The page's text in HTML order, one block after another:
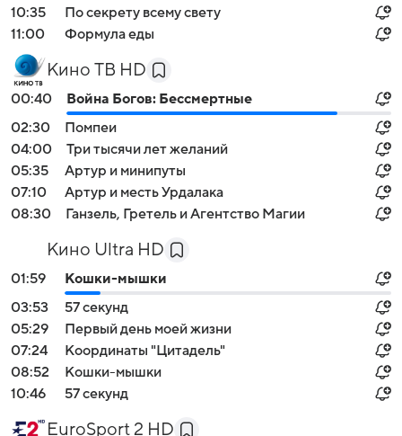
10:35
По секрету всему свету
11:00
Формула еды
Кино ТВ HD
00:40
Война Богов: Бессмертные
02:30
Помпеи
04:00
Три тысячи лет желаний
05:35
Артур и минипуты
07:10
Артур и месть Урдалака
08:30
Ганзель, Гретель и Агентство Магии
Кино Ultra HD
01:59
Кошки-мышки
03:53
57 секунд
05:29
Первый день моей жизни
07:24
Координаты "Цитадель"
08:52
Кошки-мышки
10:46
57 секунд
EuroSport 2 HD